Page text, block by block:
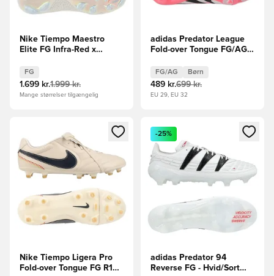
Nike Tiempo Maestro
Elite FG Infra-Red x
EDITION
FG
1.699 kr.1.999 kr.
Mange størrelser tilgængelig
adidas Predator League
Fold-over Tongue FG/AG
Pink/Sort/Hvid Børn
LIMITED EDITION
FG/AG Børn
489 kr.699 kr.
EU 29, EU 32
Åbner en Modal til at logge ind eller tilmelde dig som
Nike Tiempo Ligera Pro
Fold-over Tongue FG R10 -
Åbner en Modal til at logge
-25%
adidas Predator 94
Reverse FG - Hvid/Sort